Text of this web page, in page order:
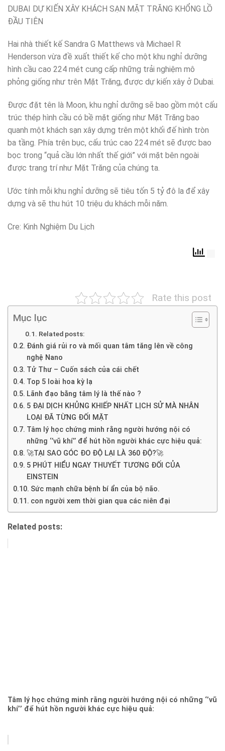
DUBAI DỰ KIẾN XÂY KHÁCH SẠN MẶT TRĂNG KHỔNG LỒ
ĐẦU TIÊN
Hai nhà thiết kế Sandra G Matthews và Michael R
Henderson vừa đề xuất thiết kế cho một khu nghỉ dưỡng
hình cầu cao 224 mét cung cấp những trải nghiệm mô
phỏng giống như trên Mặt Trăng, được dự kiến xây ở Dubai.
Được đặt tên là Moon, khu nghỉ dưỡng sẽ bao gồm một cấu
trúc thép hình cầu có bề mặt giống như Mặt Trăng bao
quanh một khách sạn xây dựng trên một khối đế hình tròn
ba tầng. Phía trên bục, cấu trúc cao 224 mét sẽ được bao
bọc trong “quả cầu lớn nhất thế giới” với mặt bên ngoài
được trang trí như Mặt Trăng của chúng ta.
Ước tính mỗi khu nghỉ dưỡng sẽ tiêu tốn 5 tỷ đô la để xây
dựng và sẽ thu hút 10 triệu du khách mỗi năm.
Cre: Kinh Nghiệm Du Lịch
Rate this post
Mục lục
Related posts:
Đánh giá rủi ro và mối quan tâm tăng lên về công
nghệ Nano
Tử Thư – Cuốn sách của cái chết
Top 5 loài hoa kỳ lạ
Lãnh đạo bằng tâm lý là thế nào ?
5 ĐẠI DỊCH KHỦNG KHIẾP NHẤT LỊCH SỬ MÀ NHÂN
LOẠI ĐÃ TỪNG ĐỐI MẶT
Tâm lý học chứng minh rằng người hướng nội có
những ‘’vũ khí’’ để hút hồn người khác cực hiệu quả:
🚀TẠI SAO GÓC ĐO ĐỘ LẠI LÀ 360 ĐỘ?🚀
5 PHÚT HIỂU NGAY THUYẾT TƯƠNG ĐỐI CỦA
EINSTEIN
Sức mạnh chữa bệnh bí ẩn của bộ não.
con người xem thời gian qua các niên đại
Related posts:
Tâm lý học chứng minh rằng người hướng nội có những ‘’vũ
khí’’ để hút hồn người khác cực hiệu quả: